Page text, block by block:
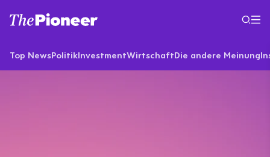
Top NewsPolitikInvestmentWirtschaftDie andere Meinung